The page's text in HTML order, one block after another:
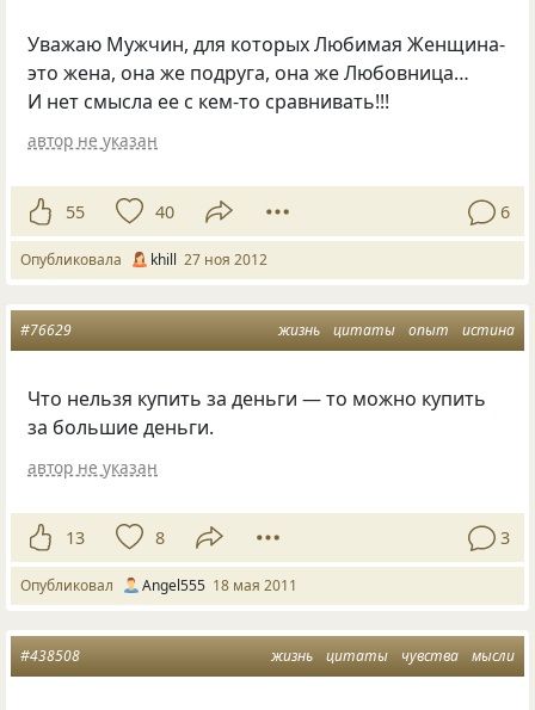
Уважаю Мужчин, для которых Любимая Женщина-
это жена, она же подруга, она же Любовница…
И нет смысла ее с кем-то сравнивать!!!
автор не указан
55 40 6
Опубликовала khill 27 ноя 2012
жизнь цитаты опыт истина
#76629
Что нельзя купить за деньги — то можно купить
за большие деньги.
автор не указан
13 8 3
Опубликовал Аngel555 18 мая 2011
жизнь цитаты чувства мысли
#438508